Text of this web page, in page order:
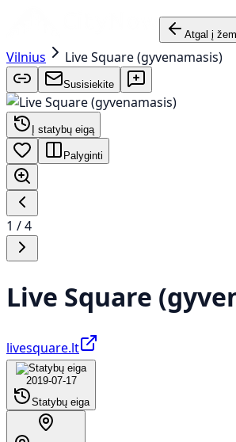
Atgal į
Vilnius Live Square (gyvenamasis)
Susisiekite
Į statybų eigą
Palyginti
1 /4
Live Square
livesquare.lt
2019-07-17
Statybų eiga